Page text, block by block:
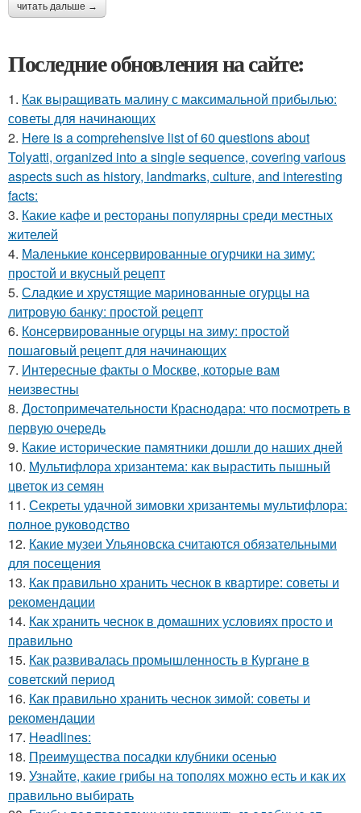
читать дальше →
Последние обновления на сайте:
1. Как выращивать малину с максимальной прибылью:
советы для начинающих
2. Here is a comprehensive list of 60 questions about
Tolyatti, organized into a single sequence, covering various
aspects such as history, landmarks, culture, and interesting
facts:
3. Какие кафе и рестораны популярны среди местных
жителей
4. Маленькие консервированные огурчики на зиму:
простой и вкусный рецепт
5. Сладкие и хрустящие маринованные огурцы на
литровую банку: простой рецепт
6. Консервированные огурцы на зиму: простой
пошаговый рецепт для начинающих
7. Интересные факты о Москве, которые вам
неизвестны
8. Достопримечательности Краснодара: что посмотреть в
первую очередь
9. Какие исторические памятники дошли до наших дней
10. Мультифлора хризантема: как вырастить пышный
цветок из семян
11. Секреты удачной зимовки хризантемы мультифлора:
полное руководство
12. Какие музеи Ульяновска считаются обязательными
для посещения
13. Как правильно хранить чеснок в квартире: советы и
рекомендации
14. Как хранить чеснок в домашних условиях просто и
правильно
15. Как развивалась промышленность в Кургане в
советский период
16. Как правильно хранить чеснок зимой: советы и
рекомендации
17. Headlines:
18. Преимущества посадки клубники осенью
19. Узнайте, какие грибы на тополях можно есть и как их
правильно выбирать